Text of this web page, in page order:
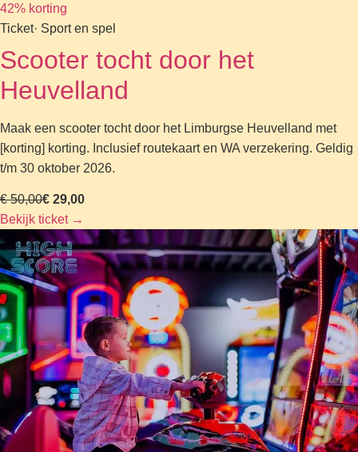
42% korting
Ticket· Sport en spel
Scooter tocht door het
Heuvelland
Maak een scooter tocht door het Limburgse Heuvelland met
[korting] korting. Inclusief routekaart en WA verzekering. Geldig
t/m 30 oktober 2026.
€ 50,00€ 29,00
Bekijk ticket →